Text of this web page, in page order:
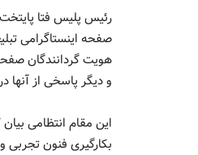
رئیس پلیس فتا
صفحه اینستاگرامی
هویت گردانندگان
و دیگر پاسخی از آنها
این مقام انتظامی
بکارگیری فنون